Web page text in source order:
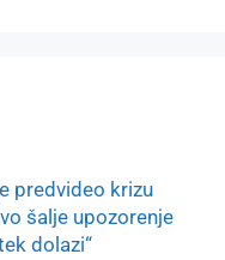
predvideo krizu
šalje upozorenje
dolazi“